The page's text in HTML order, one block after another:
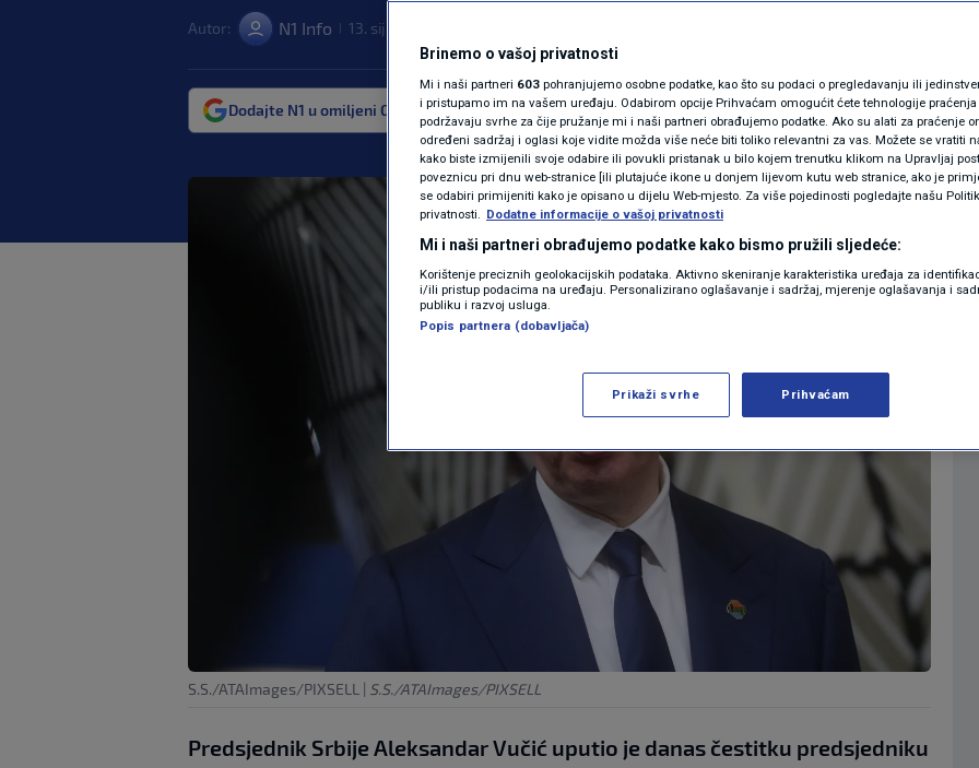
MAGAZIN
KOLUMNE
N1(DIS)INFO
KLIMATSKE PROMJENE
FOTO
VIDEO
Autor: N1 Info 13. sij. 2025. 13:14
Dodajte N1 u omiljeni Google izvor Više
S.S./ATAImages/PIXSELL | S.S./ATAImages/PIXSELL
Predsjednik Srbije Aleksandar Vučić uputio je danas čestitku predsjedniku
Brinemo o vašoj privatnosti
Mi i naši partneri 603 pohranjujemo osobne podatke, kao što su podaci o pregledavanju ili
i pristupamo im na vašem uređaju. Odabirom opcije Prihvaćam omogućit ćete tehnologije praćenja
podržavaju svrhe za čije pružanje mi i naši partneri obrađujemo podatke. Ako su alati za praćenje
određeni sadržaj i oglasi koje vidite možda više neće biti toliko relevantni za vas. Možete se vratiti
kako biste izmijenili svoje odabire ili povukli pristanak u bilo kojem trenutku klikom na Upravljaj
poveznicu pri dnu web-stranice [ili plutajuće ikone u donjem lijevom kutu web stranice, ako je
se odabiri primijeniti kako je opisano u dijelu Web-mjesto. Za više pojedinosti pogledajte našu
privatnosti. Dodatne informacije o vašoj privatnosti
Mi i naši partneri obrađujemo podatke kako bismo pružili sljedeće:
Korištenje preciznih geolokacijskih podataka. Aktivno skeniranje karakteristika uređaja za
i/ili pristup podacima na uređaju. Personalizirano oglašavanje i sadržaj, mjerenje oglašavanja i
publiku i razvoj usluga.
Popis partnera (dobavljača)
Prikaži svrhe Prihvaćam